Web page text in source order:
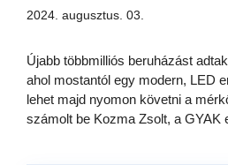
2024. augusztus. 03.
Újabb többmilliós beruházást
ahol mostantól egy modern, LED
lehet majd nyomon követni a
számolt be Kozma Zsolt, a GYAK